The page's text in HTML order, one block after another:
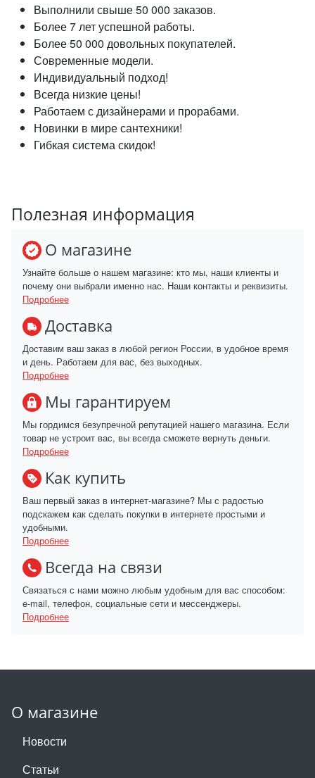
Выполнили свыше 50 000 заказов.
Более 7 лет успешной работы.
Более 50 000 довольных покупателей.
Современные модели.
Индивидуальный подход!
Всегда низкие цены!
Работаем с дизайнерами и прорабами.
Новинки в мире сантехники!
Гибкая система скидок!
Полезная информация
О магазине
Узнайте больше о нашем магазине: кто мы, наши клиенты и
почему они выбрали именно нас. Наши контакты и реквизиты.
Подробнее
Доставка
Доставим ваш заказ в любой регион России, в удобное время
и день. Работаем для вас, без выходных.
Подробнее
Мы гарантируем
Мы гордимся безупречной репутацией нашего магазина. Если
товар не устроит вас, вы всегда сможете вернуть деньги.
Подробнее
Как купить
Ваш первый заказ в интернет-магазине? Мы с радостью
подскажем как сделать покупки в интернете простыми и
удобными.
Подробнее
Всегда на связи
Связаться с нами можно любым удобным для вас способом:
e-mail, телефон, социальные сети и мессенджеры.
Подробнее
О магазине
Новости
Статьи